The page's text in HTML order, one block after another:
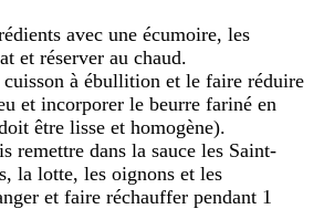
avec une écumoire, les
et réserver au chaud.
à ébullition et le faire réduire
et incorporer le beurre fariné en
être lisse et homogène).
remettre dans la sauce les Saint-
la lotte, les oignons et les
et faire réchauffer pendant 1